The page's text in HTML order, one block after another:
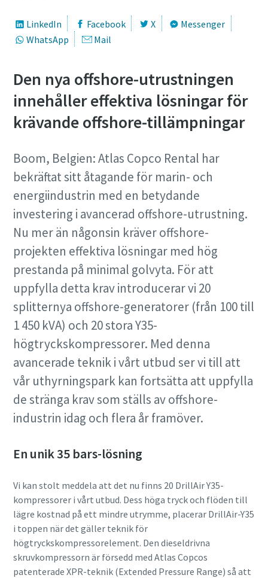
LinkedIn Facebook X
Messenger
WhatsApp
Mail
Den nya offshore-utrustningen
innehåller effektiva lösningar för
krävande offshore-tillämpningar
Boom, Belgien: Atlas Copco Rental har
bekräftat sitt åtagande för marin- och
energiindustrin med en betydande
investering i avancerad offshore-utrustning.
Nu mer än någonsin kräver offshore-
projekten effektiva lösningar med hög
prestanda på minimal golvyta. För att
uppfylla detta krav introducerar vi 20
splitternya offshore-generatorer (från 100 till
1 450 kVA) och 20 stora Y35-
högtryckskompressorer. Med denna
avancerade teknik i vårt utbud ser vi till att
vår uthyrningspark kan fortsätta att uppfylla
de stränga krav som ställs av offshore-
industrin idag och flera år framöver.
En unik 35 bars-lösning
Vi kan stolt meddela att det nu finns 20 DrillAir Y35-
kompressorer i vårt utbud. Dess höga tryck och flöden till
lägre kostnad på ett mindre utrymme, placerar DrillAir-Y35
i toppen när det gäller teknik för
högtryckskompressorelement. Den dieseldrivna
skruvkompressorn är försedd med Atlas Copcos
patenterade XPR-teknik (Extended Pressure Range) så att